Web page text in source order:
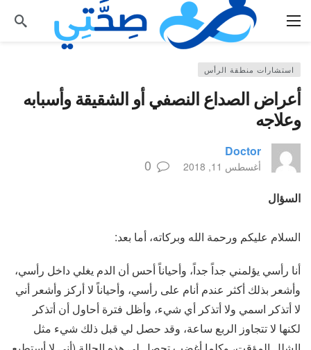
استشارات منطقة الرأس
أعراض الصداع النصفي أو الشقيقة وأسبابه
وعلاجه
Doctor
أغسطس 11, 2018 0
السؤال
السلام عليكم ورحمة الله وبركاته، أما بعد:
أنا رأسي يؤلمني جداً جداً، وأحياناً أحس أن الدم يغلي داخل رأسي،
وأشعر بذلك أكثر عندم أنام على رأسي، وأحياناً لا أركز وأشعر أني
لا أتذكر اسمي ولا أتذكر أي شيء، وأظل فترة أحاول أن أتذكر
لكنها لا تتجاوز الربع ساعة، وقد حصل لي قبل ذلك شيء مثل